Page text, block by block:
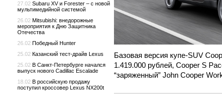
Базовая версия купе-SUV
1.419.000 рублей, Cooper S
“заряженный” John Cooper
27.02 Subaru XV и Forester – с новой
мультимедийной системой
26.02 Mitsubishi: внедорожные
мероприятия к Дню Защитника
Отечества
26.02 Победный Hunter
25.02 Казанский тест-драйв Lexus
25.02 В Санкт-Петербурге начался
выпуск нового Cadillac Escalade
18.02 В российскую продажу
поступил кроссовер Lexus NX200t